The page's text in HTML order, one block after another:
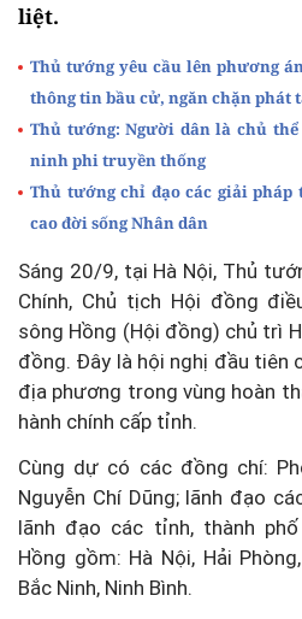
liệt.
Thủ tướng yêu cầu lên phương
thông tin bầu cử, ngăn chặn phát
Thủ tướng: Người dân là chủ
ninh phi truyền thống
Thủ tướng chỉ đạo các giải
cao đời sống Nhân dân
Sáng 20/9, tại Hà Nội, Thủ
Chính, Chủ tịch Hội đồng
sông Hồng (Hội đồng) chủ trì
đồng. Đây là hội nghị đầu tiên
địa phương trong vùng hoàn
hành chính cấp tỉnh.
Cùng dự có các đồng chí:
Nguyễn Chí Dũng; lãnh đạo
lãnh đạo các tỉnh, thành
Hồng gồm: Hà Nội, Hải
Bắc Ninh, Ninh Bình.